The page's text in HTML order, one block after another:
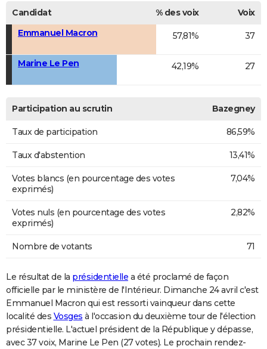
Bricolage
Culture
Television
Voyage
Candidat % des voix
Voix
Emmanuel Macron
57,81% 37
Marine Le Pen 42,19% 27
Participation au scrutin Bazegney
Taux de participation 86,59%
Taux d'abstention 13,41%
Votes blancs (en pourcentage des votes
exprimés)
7,04%
Votes nuls (en pourcentage des votes
exprimés)
2,82%
Nombre de votants 71
Le résultat de la présidentielle a été proclamé de façon
officielle par le ministère de l'Intérieur. Dimanche 24 avril c'est
Emmanuel Macron qui est ressorti vainqueur dans cette
localité des Vosges à l'occasion du deuxième tour de l'élection
présidentielle. L'actuel président de la République y dépasse,
avec 37 voix, Marine Le Pen (27 votes). Le prochain rendez-